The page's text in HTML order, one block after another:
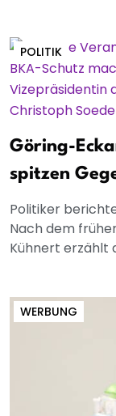
POLITIK
Göring-
spitzen
Politiker
Nach dem
Kühnert erzählt
WERBUNG